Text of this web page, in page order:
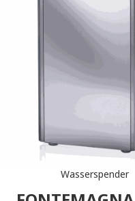
Wasserspender